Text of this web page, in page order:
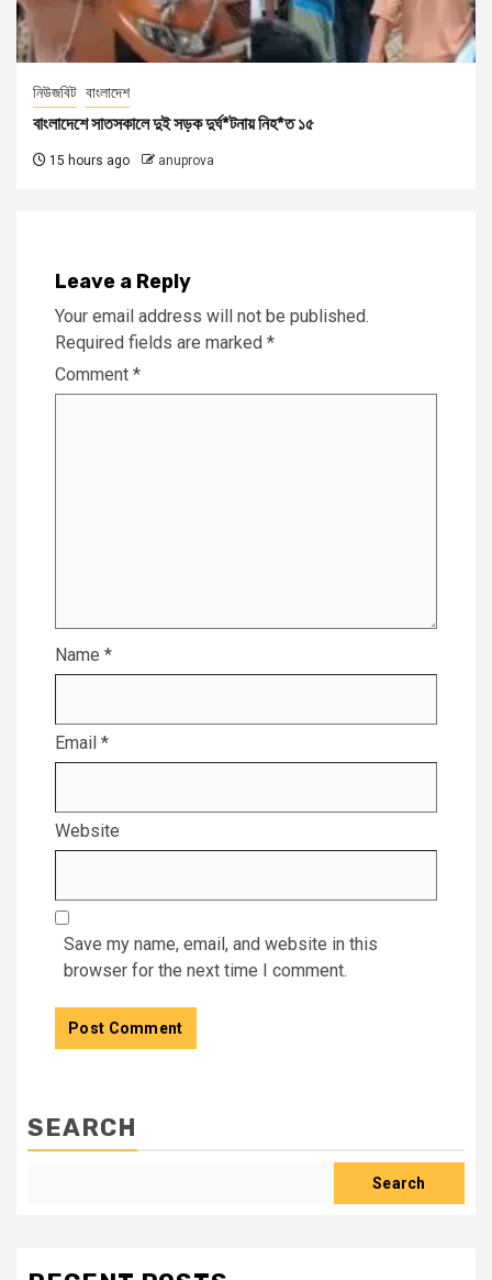
নিউজবিট বাংলাদেশ
বাংলাদেশে সাতসকালে দুই সড়ক দুর্ঘ*টনায় নিহ*ত ১৫
15 hours ago anuprova
Leave a Reply
Your email address will not be published.
Required fields are marked *
Comment *
Name *
Email *
Website
Save my name, email, and website in this
browser for the next time I comment.
SEARCH
Search